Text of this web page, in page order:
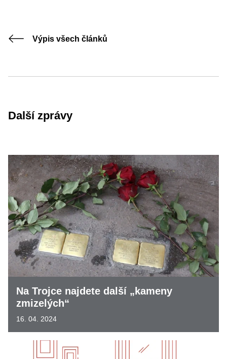
Výpis všech článků
Další zprávy
Na Trojce najdete další „kameny
zmizelých“
16. 04. 2024